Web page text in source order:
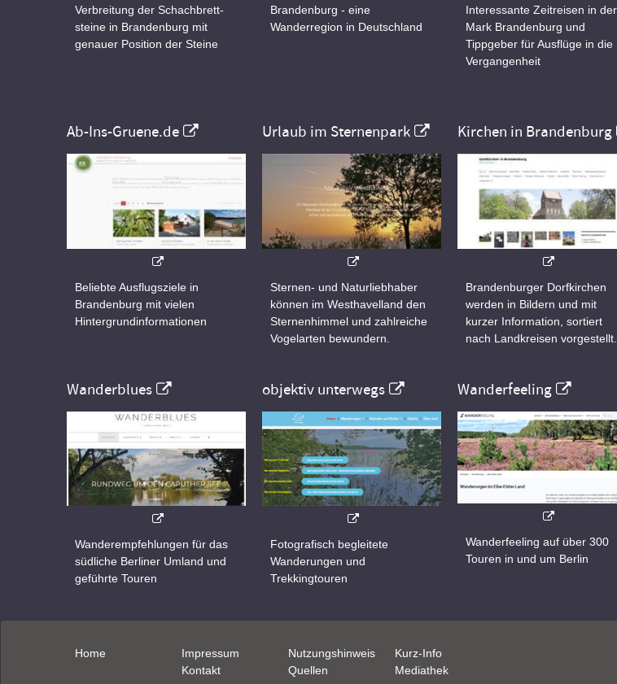
Verbreitung der Schachbrett-
steine in Brandenburg mit
genauer Position der Steine
Brandenburg - eine
Wanderregion in Deutschland
Interessante Zeitreisen in der
Mark Brandenburg und
Tippgeber für Ausflüge in die
Vergangenheit
Ab-Ins-Gruene.de
Beliebte Ausflugsziele in
Brandenburg mit vielen
Hintergrundinformationen
Urlaub im Sternenpark
Sternen- und Naturliebhaber
können im Westhavelland den
Sternenhimmel und zahlreiche
Vogelarten bewundern.
Kirchen in Brandenburg
Brandenburger Dorfkirchen
werden in Bildern und mit
kurzer Information, sortiert
nach Landkreisen vorgestellt.
Wanderblues
Wanderempfehlungen für das
südliche Berliner Umland und
geführte Touren
objektiv unterwegs
Fotografisch begleitete
Wanderungen und
Trekkingtouren
Wanderfeeling
Wanderfeeling auf über 300
Touren in und um Berlin
Home
Impressum
Kontakt
Nutzungshinweis
Quellen
Kurz-Info
Mediathek